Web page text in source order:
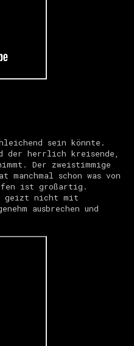
sein könnte.
der herrlich kreisende,
Der zweistimmige
schon was von
ist großartig.
geizt nicht mit
ausbrechen und